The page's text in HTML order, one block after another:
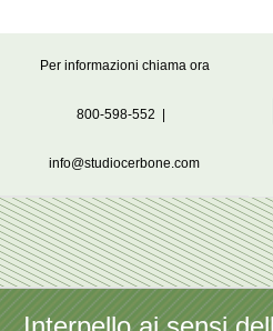
Per informazioni chiama ora
800-598-552
info@studiocerbone.com